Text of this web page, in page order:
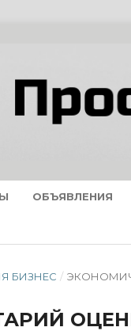
ОБЪЯВЛЕНИЯ
БИЗНЕС /